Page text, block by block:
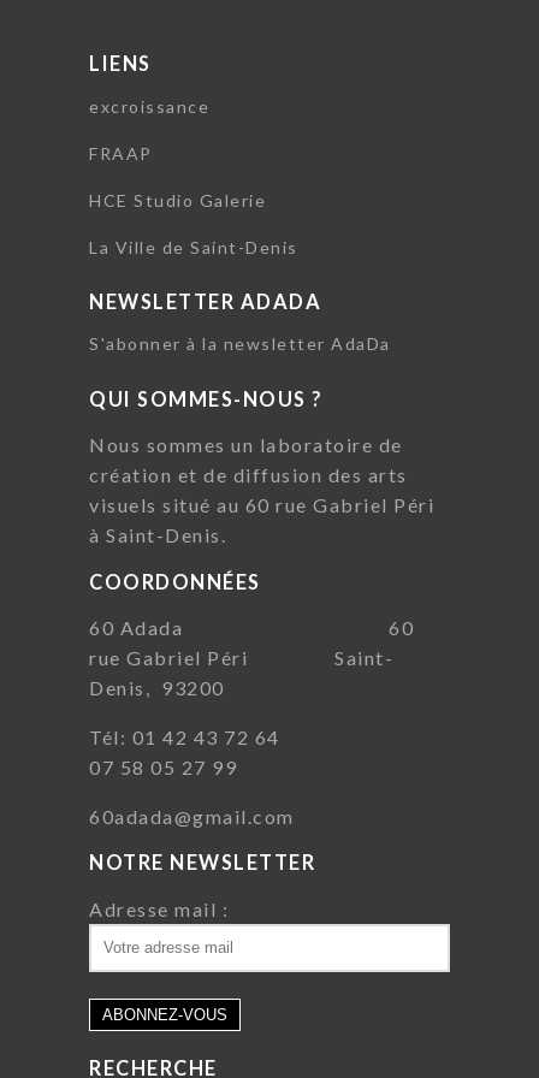
LIENS
excroissance
FRAAP
HCE Studio Galerie
La Ville de Saint-Denis
NEWSLETTER ADADA
S'abonner à la newsletter AdaDa
QUI SOMMES-NOUS ?
Nous sommes un laboratoire de
création et de diffusion des arts
visuels situé au 60 rue Gabriel Péri
à Saint-Denis.
COORDONNÉES
60 Adada 60
rue Gabriel Péri Saint-
Denis, 93200
Tél: 01 42 43 72 64
07 58 05 27 99
60adada@gmail.com
NOTRE NEWSLETTER
Adresse mail :
RECHERCHE